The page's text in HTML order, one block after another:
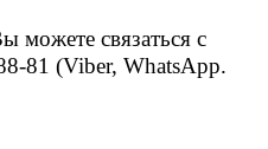
можете связаться с
81 (Viber, WhatsApp.